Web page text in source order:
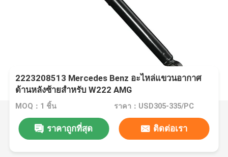
2223208513 Mercedes Benz อะไหล่แขวนอากาศ
ด้านหลังซ้ายสําหรับ W222 AMG
MOQ：1 ชิ้น ราคา：USD305-335/PC
ราคาถูกที่สุด ติดต่อเรา